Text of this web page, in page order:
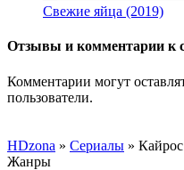
Свежие яйца (2019)
Отзывы и комментарии к
Комментарии могут
пользователи.
HDzona » Сериалы » Кайрос
Жанры